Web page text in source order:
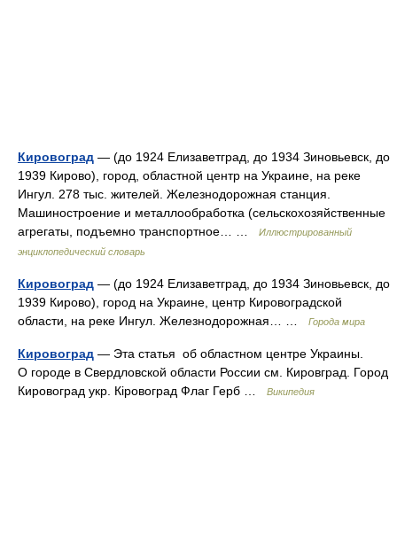
Кировоград — (до 1924 Елизаветград, до 1934 Зиновьевск, до
1939 Кирово), город, областной центр на Украине, на реке
Ингул. 278 тыс. жителей. Железнодорожная станция.
Машиностроение и металлообработка (сельскохозяйственные
агрегаты, подъемно транспортное… …
Иллюстрированный
энциклопедический словарь
Кировоград — (до 1924 Елизаветград, до 1934 Зиновьевск, до
1939 Кирово), город на Украине, центр Кировоградской
области, на реке Ингул. Железнодорожная… …
Города мира
Кировоград — Эта статья об областном центре Украины.
О городе в Свердловской области России см. Кировград. Город
Кировоград укр. Кіровоград Флаг Герб …
Википедия